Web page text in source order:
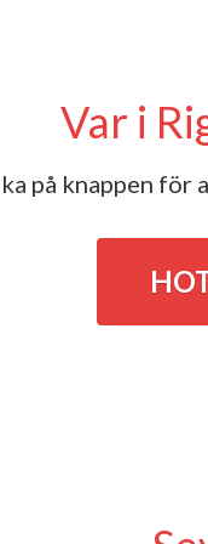
Var i
på knappen för